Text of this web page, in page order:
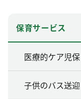
保育サービス
医療的ケア児
子供のバス送